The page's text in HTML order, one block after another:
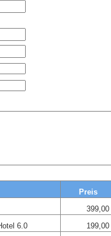
Preis
399,00
6.0
199,00